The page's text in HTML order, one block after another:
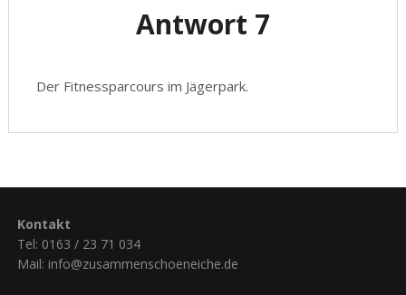
Antwort 7
Der Fitnessparcours im Jägerpark.
Kontakt
Tel: 0163 / 23 71 034
Mail: info@zusammenschoeneiche.de